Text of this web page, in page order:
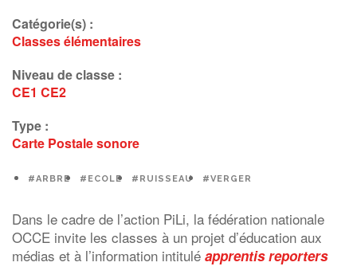
Catégorie(s) :
Classes élémentaires
Niveau de classe :
CE1 CE2
Type :
Carte Postale sonore
#ARBRE #ECOLE #RUISSEAU #VERGER
Dans le cadre de l’action PiLi, la fédération nationale
OCCE invite les classes à un projet d’éducation aux
médias et à l’information intitulé apprentis reporters